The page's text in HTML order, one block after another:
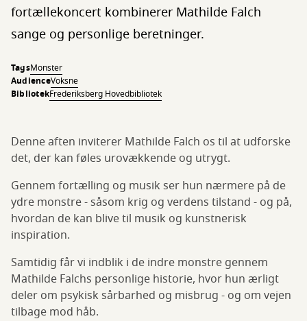
fortællekoncert kombinerer Mathilde Falch
sange og personlige beretninger.
TagsMonster
AudienceVoksne
BibliotekFrederiksberg Hovedbibliotek
Denne aften inviterer Mathilde Falch os til at udforske
det, der kan føles urovækkende og utrygt.
Gennem fortælling og musik ser hun nærmere på de
ydre monstre - såsom krig og verdens tilstand - og på,
hvordan de kan blive til musik og kunstnerisk
inspiration.
Samtidig får vi indblik i de indre monstre gennem
Mathilde Falchs personlige historie, hvor hun ærligt
deler om psykisk sårbarhed og misbrug - og om vejen
tilbage mod håb.